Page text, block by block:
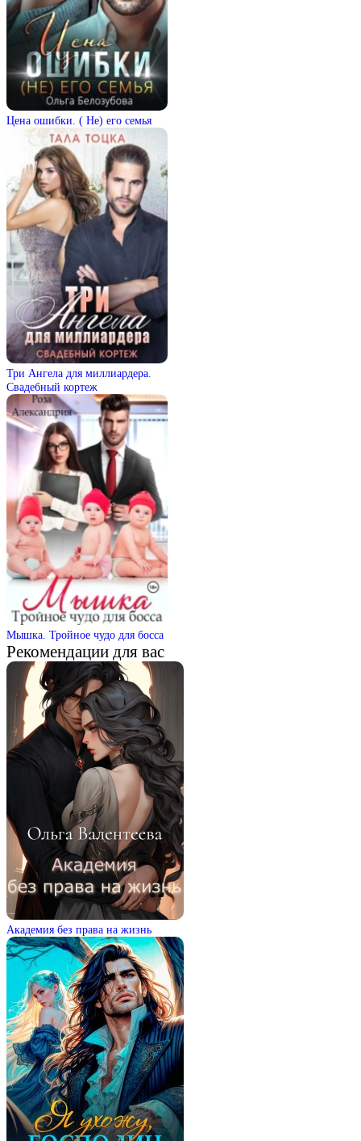
Цена ошибки. ( Не) его семья
Три Ангела для миллиардера.
Свадебный кортеж
Мышка. Тройное чудо для босса
Рекомендации для вас
Академия без права на жизнь